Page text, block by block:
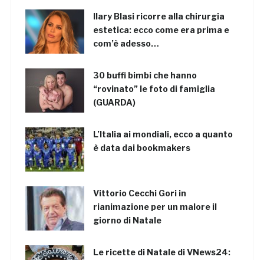
Ilary Blasi ricorre alla chirurgia
estetica: ecco come era prima e
com’è adesso…
30 buffi bimbi che hanno
“rovinato” le foto di famiglia
(GUARDA)
L’Italia ai mondiali, ecco a quanto
è data dai bookmakers
Vittorio Cecchi Gori in
rianimazione per un malore il
giorno di Natale
Le ricette di Natale di VNews24: